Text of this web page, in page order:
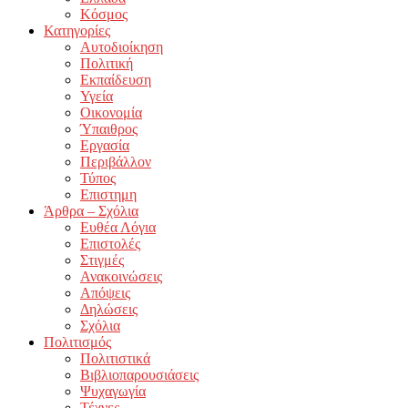
Κόσμος
Κατηγορίες
Αυτοδιοίκηση
Πολιτική
Εκπαίδευση
Υγεία
Οικονομία
Ύπαιθρος
Εργασία
Περιβάλλον
Τύπος
Επιστημη
Άρθρα – Σχόλια
Ευθέα Λόγια
Επιστολές
Στιγμές
Ανακοινώσεις
Απόψεις
Δηλώσεις
Σχόλια
Πολιτισμός
Πολιτιστικά
Βιβλιοπαρουσιάσεις
Ψυχαγωγία